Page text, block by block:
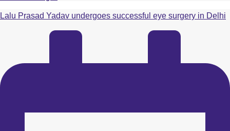
Lalu Prasad Yadav undergoes successful eye surgery in Delhi